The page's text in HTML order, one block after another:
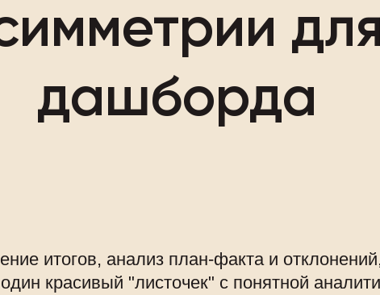
дашборда
итогов, анализ план-факта и
красивый "листочек" с понятной